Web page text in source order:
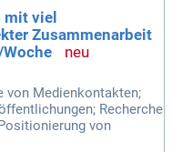
viel
Zusammenarbeit
von Medienkontakten;
Recherche
von